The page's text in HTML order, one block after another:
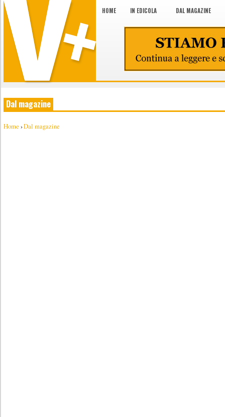
HOME IN EDICOLA DAL MAGAZINE
Dal magazine
Home ›Dal magazine